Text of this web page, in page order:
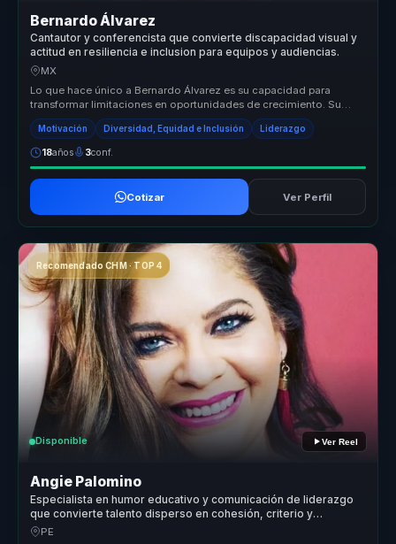
Bernardo Álvarez
Cantautor y conferencista que convierte discapacidad visual y
actitud en resiliencia e inclusion para equipos y audiencias.
MX
Lo que hace único a Bernardo Álvarez es su capacidad para
transformar limitaciones en oportunidades de crecimiento. Su
enfoque en la acep...
Motivación Diversidad, Equidad e Inclusión Liderazgo
18años 3conf.
Cotizar Ver Perfil
Recomendado CHM · TOP 4
Disponible Ver Reel
Angie Palomino
Especialista en humor educativo y comunicación de liderazgo
que convierte talento disperso en cohesión, criterio y
motivación para equipos.
PE